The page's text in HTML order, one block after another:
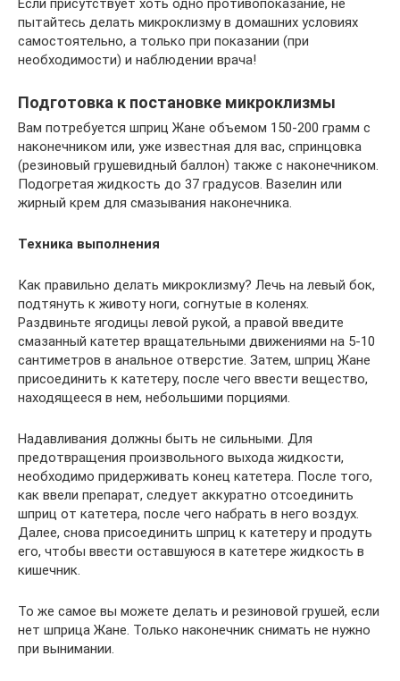
Если присутствует хоть одно противопоказание, не
пытайтесь делать микроклизму в домашних условиях
самостоятельно, а только при показании (при
необходимости) и наблюдении врача!
Подготовка к постановке микроклизмы
Вам потребуется шприц Жане объемом 150-200 грамм с
наконечником или, уже известная для вас, спринцовка
(резиновый грушевидный баллон) также с наконечником.
Подогретая жидкость до 37 градусов. Вазелин или
жирный крем для смазывания наконечника.
Техника выполнения
Как правильно делать микроклизму? Лечь на левый бок,
подтянуть к животу ноги, согнутые в коленях.
Раздвиньте ягодицы левой рукой, а правой введите
смазанный катетер вращательными движениями на 5-10
сантиметров в анальное отверстие. Затем, шприц Жане
присоединить к катетеру, после чего ввести вещество,
находящееся в нем, небольшими порциями.
Надавливания должны быть не сильными. Для
предотвращения произвольного выхода жидкости,
необходимо придерживать конец катетера. После того,
как ввели препарат, следует аккуратно отсоединить
шприц от катетера, после чего набрать в него воздух.
Далее, снова присоединить шприц к катетеру и продуть
его, чтобы ввести оставшуюся в катетере жидкость в
кишечник.
То же самое вы можете делать и резиновой грушей, если
нет шприца Жане. Только наконечник снимать не нужно
при вынимании.